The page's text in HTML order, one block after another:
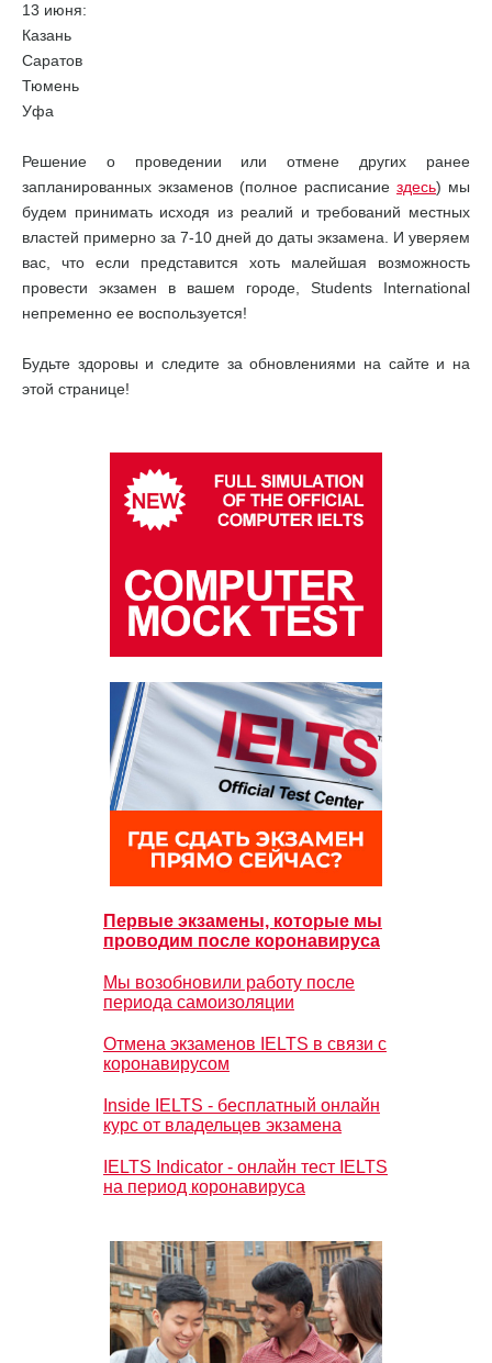
13 июня:
Казань
Саратов
Тюмень
Уфа
Решение о проведении или отмене других ранее
запланированных экзаменов (полное расписание здесь) мы
будем принимать исходя из реалий и требований местных
властей примерно за 7-10 дней до даты экзамена. И уверяем
вас, что если представится хоть малейшая возможность
провести экзамен в вашем городе, Students International
непременно ее воспользуется!
Будьте здоровы и следите за обновлениями на сайте и на
этой странице!
Первые экзамены, которые мы
проводим после коронавируса
Мы возобновили работу после
периода самоизоляции
Отмена экзаменов IELTS в связи с
коронавирусом
Inside IELTS - бесплатный онлайн
курс от владельцев экзамена
IELTS Indicator - онлайн тест IELTS
на период коронавируса